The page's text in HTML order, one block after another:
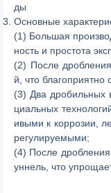
ды
Основные
(1) Большая
ность и простота
(2) После
й, что благоприятно
(3) Два дробильных
циальных
ивыми к коррозии,
регулируемыми;
(4) После
уннель, что